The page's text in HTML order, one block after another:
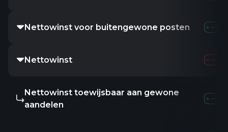
Nettowinst voor buitengewone posten
Nettowinst
Nettowinst toewijsbaar aan gewone
aandelen